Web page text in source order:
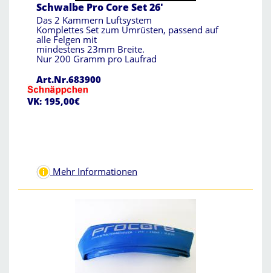
Schwalbe Pro Core Set 26'
Das 2 Kammern Luftsystem
Komplettes Set zum Umrüsten, passend auf
alle Felgen mit
mindestens 23mm Breite.
Nur 200 Gramm pro Laufrad
Art.Nr.683900
VK: 195,00€
Mehr Informationen